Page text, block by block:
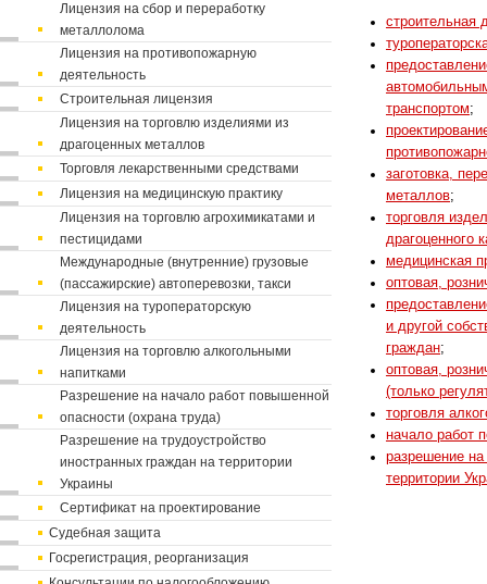
Лицензия на сбор и переработку
металлолома
Лицензия на противопожарную
деятельность
Строительная лицензия
Лицензия на торговлю изделиями из
драгоценных металлов
Торговля лекарственными средствами
Лицензия на медицинскую практику
Лицензия на торговлю агрохимикатами и
пестицидами
Международные (внутренние) грузовые
(пассажирские) автоперевозки, такси
Лицензия на туроператорскую
деятельность
Лицензия на торговлю алкогольными
напитками
Разрешение на начало работ повышенной
опасности (охрана труда)
Разрешение на трудоустройство
иностранных граждан на территории
Украины
Сертификат на проектирование
Судебная защита
Госрегистрация, реорганизация
строительная
транспортом;
заготовка,
металлов;
торговля
драгоценного
медицинская
оптовая,
и другой
граждан;
оптовая,
(только
торговля
начало работ
разрешение на
территории